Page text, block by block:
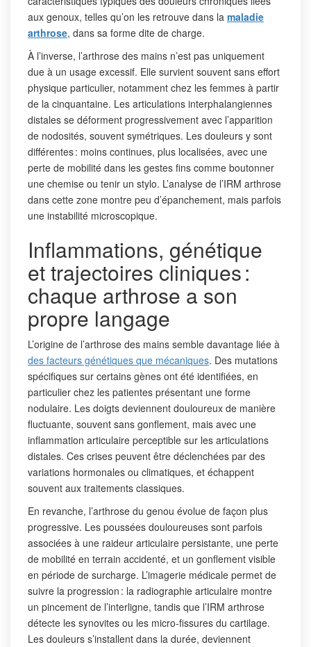
aux genoux, telles qu’on les retrouve dans la maladie
arthrose, dans sa forme dite de charge.
À l’inverse, l’arthrose des mains n’est pas uniquement
due à un usage excessif. Elle survient souvent sans effort
physique particulier, notamment chez les femmes à partir
de la cinquantaine. Les articulations interphalangiennes
distales se déforment progressivement avec l’apparition
de nodosités, souvent symétriques. Les douleurs y sont
différentes : moins continues, plus localisées, avec une
perte de mobilité dans les gestes fins comme boutonner
une chemise ou tenir un stylo. L’analyse de l’IRM arthrose
dans cette zone montre peu d’épanchement, mais parfois
une instabilité microscopique.
Inflammations, génétique
et trajectoires cliniques :
chaque arthrose a son
propre langage
L’origine de l’arthrose des mains semble davantage liée à
des facteurs génétiques que mécaniques. Des mutations
spécifiques sur certains gènes ont été identifiées, en
particulier chez les patientes présentant une forme
nodulaire. Les doigts deviennent douloureux de manière
fluctuante, souvent sans gonflement, mais avec une
inflammation articulaire perceptible sur les articulations
distales. Ces crises peuvent être déclenchées par des
variations hormonales ou climatiques, et échappent
souvent aux traitements classiques.
En revanche, l’arthrose du genou évolue de façon plus
progressive. Les poussées douloureuses sont parfois
associées à une raideur articulaire persistante, une perte
de mobilité en terrain accidenté, et un gonflement visible
en période de surcharge. L’imagerie médicale permet de
suivre la progression : la radiographie articulaire montre
un pincement de l’interligne, tandis que l’IRM arthrose
détecte les synovites ou les micro-fissures du cartilage.
Les douleurs s’installent dans la durée, deviennent